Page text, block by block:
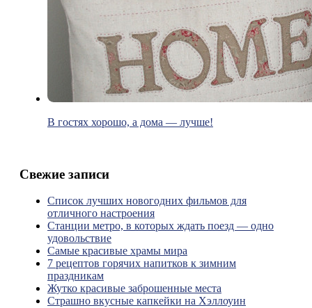
В гостях хорошо, а дома — лучше!
Свежие записи
Список лучших новогодних фильмов для
отличного настроения
Станции метро, в которых ждать поезд — одно
удовольствие
Самые красивые храмы мира
7 рецептов горячих напитков к зимним
праздникам
Жутко красивые заброшенные места
Страшно вкусные капкейки на Хэллоуин